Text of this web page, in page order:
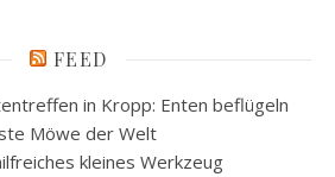
FEED
in Kropp: Enten beflügeln
Möwe der Welt
kleines Werkzeug